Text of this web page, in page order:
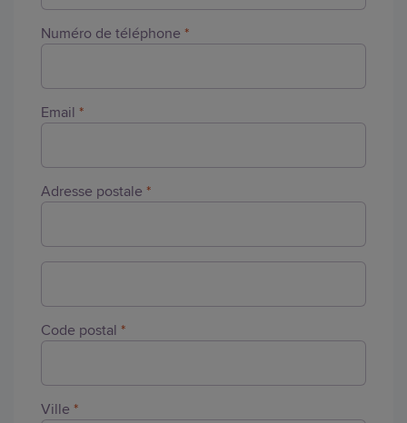
Numéro de téléphone *
Email *
Adresse postale *
Code postal *
Ville *